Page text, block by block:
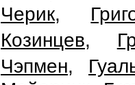
Черик,
Козинцев,
Чэпмен,